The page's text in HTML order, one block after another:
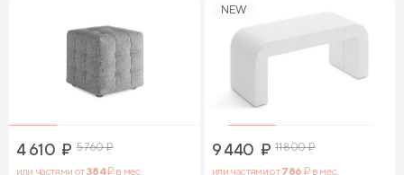
4 610 ₽ 5 760₽
или частями от384₽ в мес.
NEW
9 440 ₽ 11 800₽
или частями от786 ₽ в мес.